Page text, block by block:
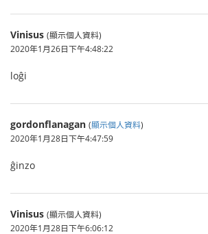
Vinisus (顯示個人資料)
2020年1月26日下午4:48:22
loĝi
gordonflanagan (顯示個人資料)
2020年1月28日下午4:47:59
ĝinzo
Vinisus (顯示個人資料)
2020年1月28日下午6:06:12